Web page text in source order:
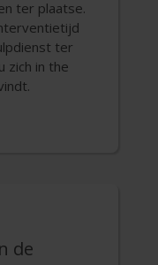
ter plaatse.
ter
zich in the
de